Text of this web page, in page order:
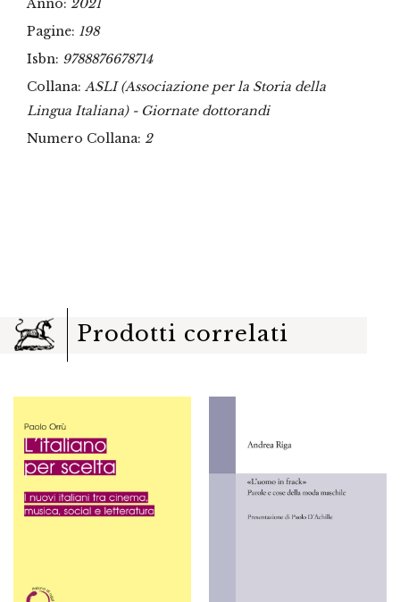
Anno: 2021
Pagine: 198
Isbn: 9788876678714
Collana: ASLI (Associazione per la Storia della
Lingua Italiana) - Giornate dottorandi
Numero Collana: 2
Prodotti correlati